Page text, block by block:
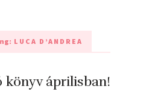
LUCA D’ANDREA
könyv áprilisban!